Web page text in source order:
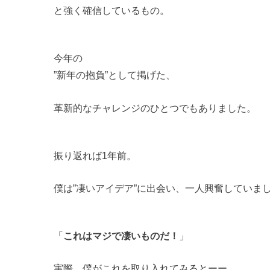
と強く確信しているもの。
今年の
”新年の抱負”として掲げた、
革新的なチャレンジのひとつでもありました。
振り返れば1年前。
僕は”凄いアイデア”に出会い、一人興奮していま
「これはマジで凄いものだ！ 」